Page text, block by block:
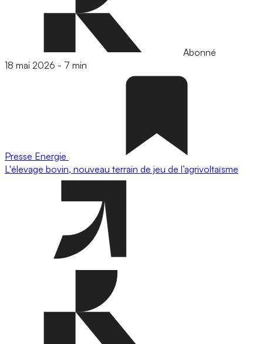
Abonné
18 mai 2026 - 7 min
Presse Energie
L'élevage bovin, nouveau terrain de jeu de l’agrivoltaïsme